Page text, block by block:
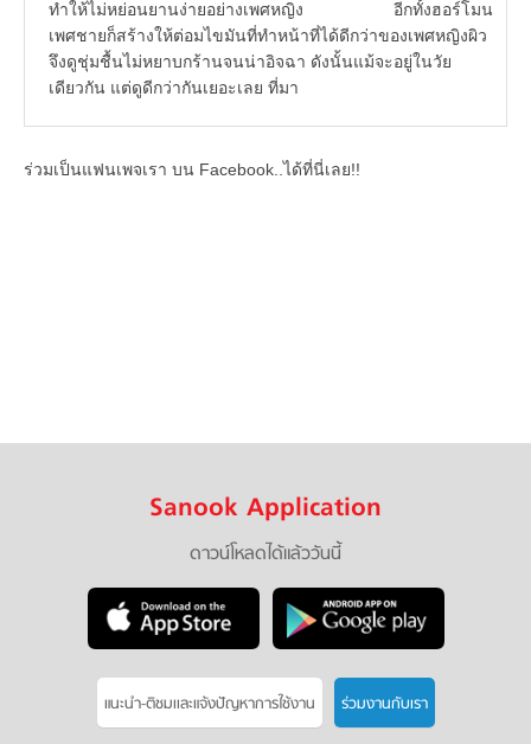
ทำให้ไม่หย่อนยานง่ายอย่างเพศหญิง อีกทั้งฮอร์โมน
เพศชายก็สร้างให้ต่อมไขมันที่ทำหน้าที่ได้ดีกว่าของเพศหญิงผิว
จึงดูชุ่มชื้นไม่หยาบกร้านจนน่าอิจฉา ดังนั้นแม้จะอยู่ในวัย
เดียวกัน แต่ดูดีกว่ากันเยอะเลย ที่มา
ร่วมเป็นแฟนเพจเรา บน Facebook..ได้ที่นี่เลย!!
Sanook Application
ดาวน์โหลดได้แล้ววันนี้
แนะนำ-ติชมเเละแจ้งปัญหาการใช้งาน ร่วมงานกับเรา